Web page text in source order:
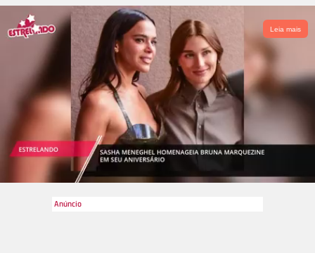
sabe quem é quem? Conheça cada um deles a seguir!
Leia mais